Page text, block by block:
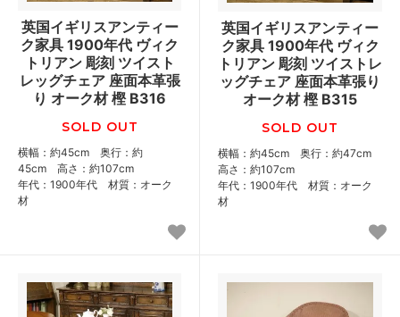
英国イギリスアンティー
ク家具 1900年代 ヴィク
トリアン 彫刻 ツイスト
レッグチェア 座面本革張
り オーク材 樫 B316
SOLD OUT
横幅：約45cm 奥行：約
45cm 高さ：約107cm
年代：1900年代 材質：オーク
材
英国イギリスアンティー
ク家具 1900年代 ヴィク
トリアン 彫刻 ツイストレ
ッグチェア 座面本革張り
オーク材 樫 B315
SOLD OUT
横幅：約45cm 奥行：約47cm
高さ：約107cm
年代：1900年代 材質：オーク
材